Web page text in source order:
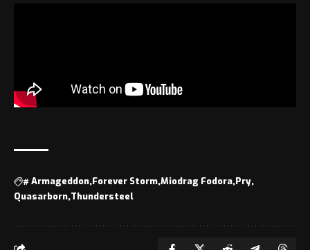
# Armageddon Forever Storm Miodrag Fodora Pry
Quasarborn Thundersteel